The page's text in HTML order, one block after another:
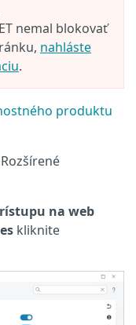
nemal blokovať
nahláste
.
produktu
na web
kliknite